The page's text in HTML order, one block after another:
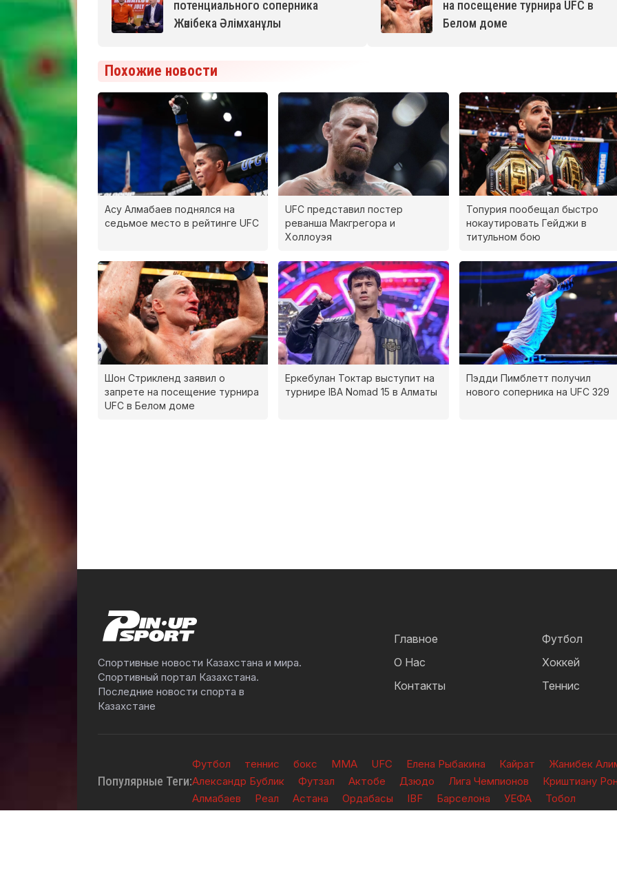
потенциального соперника
Жәнібека Әлімханұлы
на посещение турнира UFC в
Белом доме
Похожие новости
Асу Алмабаев поднялся на
седьмое место в рейтинге UFC
UFC представил постер
реванша Макгрегора и
Холлоуэя
Топурия пообещал быстро
нокаутировать Гейджи в
титульном бою
Шон Стрикленд заявил о
запрете на посещение турнира
UFC в Белом доме
Еркебулан Токтар выступит на
турнире IBA Nomad 15 в Алматы
Пэдди Пимблетт получил
нового соперника на UFC 329
Спортивные новости Казахстана и мира.
Спортивный портал Казахстана.
Последние новости спорта в
Казахстане
Главное
О Нас
Контакты
Футбол
Хоккей
Теннис
Популярные Теги:
Футбол теннис бокс ММА UFC Елена Рыбакина Кайрат
Жанибек
Александр Бублик
Футзал Актобе Дзюдо Лига Чемпионов
Криштиану
Алмабаев
Реал Астана Ордабасы IBF Барселона УЕФА Тобол